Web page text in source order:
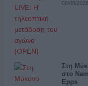
06/08/
Στη
στο
Epps